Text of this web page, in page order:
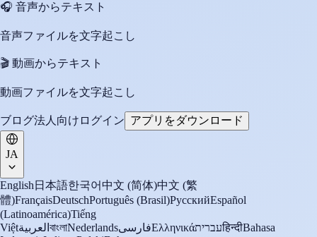
🎧 音声からテキスト
音声ファイルを文字起こし
🎬 動画からテキスト
動画ファイルを文字起こし
ブログ法人向け ログイン アプリをダウンロード
JA
English 日本語한국어 中文 (简体)中文 (繁
體)FrançaisDeutschPortuguês (Brasil)РусскийEspañol
(Latinoamérica)Tiếng
Việtالعربية বাংলাNederlandsفارسیΕλληνικάעבריתहिन्दीBahasa